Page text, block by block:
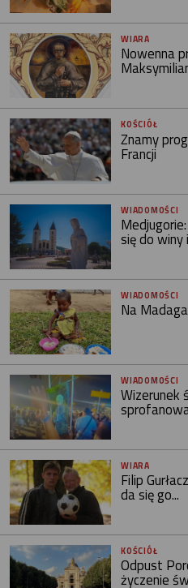
WIARA
Nowenna
KOŚCIÓŁ
Znamy
Francji
WIADOMOŚCI
się do winy
WIADOMOŚCI
Na
WIADOMOŚCI
Wizerunek
WIARA
Filip
da się go...
KOŚCIÓŁ
Odpust
życzenie